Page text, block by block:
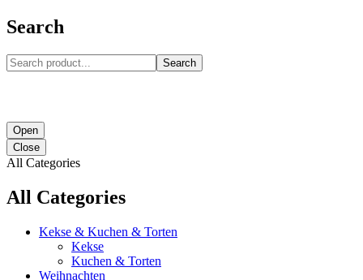
Search
Search
Open
Close
All Categories
All Categories
Kekse & Kuchen & Torten
Kekse
Kuchen & Torten
Weihnachten